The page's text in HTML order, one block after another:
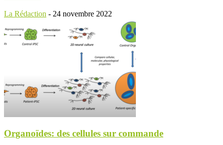
La Rédaction - 24 novembre 2022
Organoïdes: des cellules sur commande